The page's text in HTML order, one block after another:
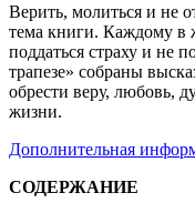
Верить, молиться и не
тема книги. Каждому
поддаться страху и не
трапезе» собраны
обрести веру, любовь,
жизни.
Дополнительная
СОДЕРЖАНИЕ